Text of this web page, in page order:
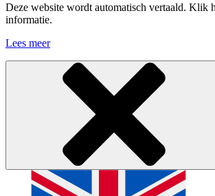
Deze website wordt automatisch vertaald. Klik
informatie.
Lees meer